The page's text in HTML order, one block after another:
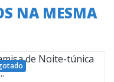
NA MESMA